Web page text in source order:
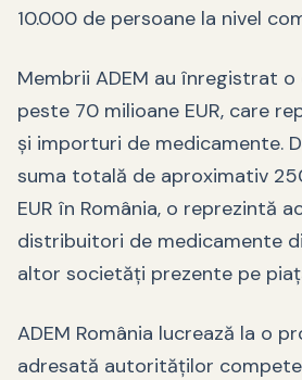
10.000 de persoane la nivel
Membrii ADEM au înregistrat
peste 70 milioane EUR, care
și importuri de medicamente.
suma totală de aproximativ
EUR în România, o reprezintă
distribuitori de medicamente
altor societăți prezente pe
ADEM România lucrează la o
adresată autorităților